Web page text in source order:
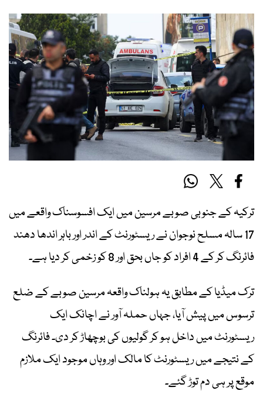
ترکیہ کے جنوبی صوبے مرسین میں ایک افسوسناک واقعے میں
17 سالہ مسلح نوجوان نے ریسٹورنٹ کے اندر اور باہر اندھا دھند
فائرنگ کر کے 4 افراد کو جاں بحق اور 8 کو زخمی کر دیا ہے۔
ترک میڈیا کے مطابق یہ ہولناک واقعہ مرسین صوبے کے ضلع
ترسوس میں پیش آیا، جہاں حملہ آور نے اچانک ایک
ریسٹورنٹ میں داخل ہو کر گولیوں کی بوچھاڑ کر دی۔ فائرنگ
کے نتیجے میں ریسٹورنٹ کا مالک اور وہاں موجود ایک ملازم
موقع پر ہی دم توڑ گئے۔